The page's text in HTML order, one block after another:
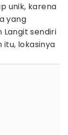
unik, karena
yang
sendiri
lokasinya